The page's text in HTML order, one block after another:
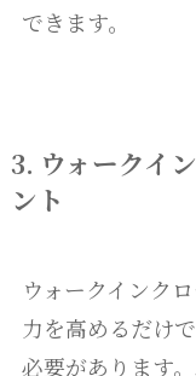
できます。
3. ウォークイ
ント
ウォークインク
力を高めるだけ
必要があります